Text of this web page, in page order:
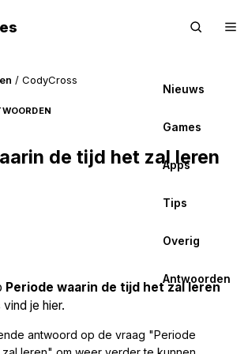
Nieuws
Games
Apps
Tips
Overig
Antwoorden
/ CodyCross
de tijd het zal leren
Periode waarin de tijd het zal leren
je hier.
antwoord op de vraag "Periode